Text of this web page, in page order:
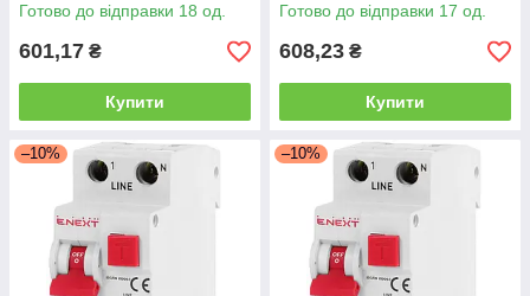
Готово до відправки 18 од.
601,17 ₴
Купити
Готово до відправки 17 од.
608,23 ₴
Купити
–10% –10%